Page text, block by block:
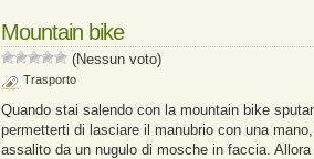
Mountain bike
(Nessun voto)
Trasporto
Quando stai salendo con la mountain bike
permetterti di lasciare il manubrio con una
assalito da un nugulo di mosche in faccia.